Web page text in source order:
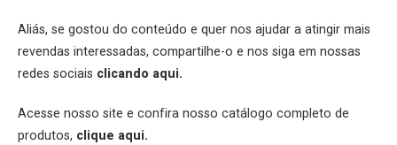
Aliás, se gostou do conteúdo e quer nos ajudar a atingir mais
revendas interessadas, compartilhe-o e nos siga em nossas
redes sociais clicando aqui.
Acesse nosso site e confira nosso catálogo completo de
produtos, clique aqui.